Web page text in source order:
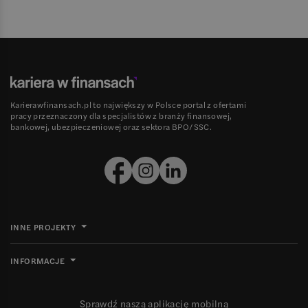
Karierawfinansach.pl to największy w Polsce portal z ofertami
pracy przeznaczony dla specjalistów z branży finansowej,
bankowej, ubezpieczeniowej oraz sektora BPO/SSC.
INNE PROJEKTY
INFORMACJE
Sprawdź naszą aplikację mobilną